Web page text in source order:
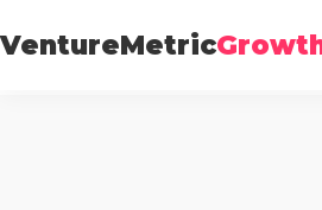
VentureMetric